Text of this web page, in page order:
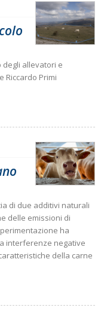
allevatori e
Riccardo Primi
di due additivi naturali
delle emissioni di
ha
interferenze negative
della carne